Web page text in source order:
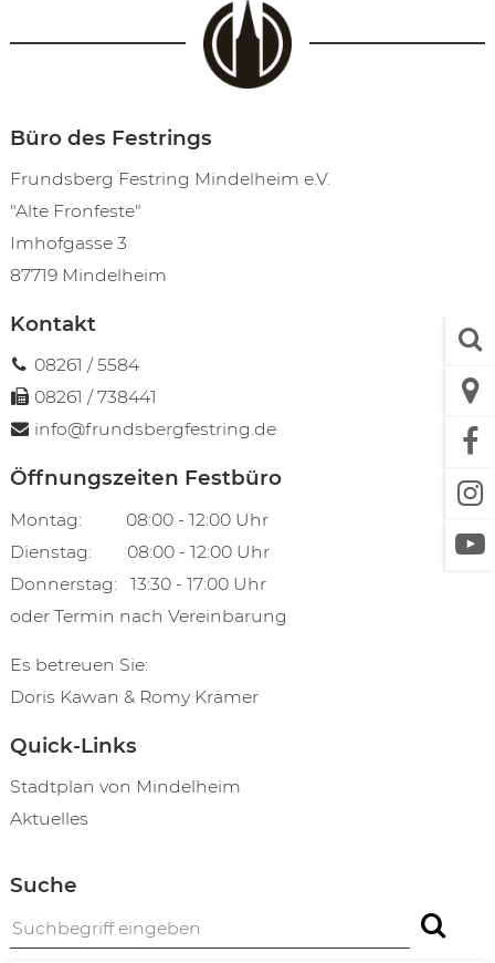
Büro des Festrings
Frundsberg Festring Mindelheim e.V.
"Alte Fronfeste"
Imhofgasse 3
87719 Mindelheim
Kontakt
08261 / 5584
08261 / 738441
info@frundsbergfestring.de
Öffnungszeiten Festbüro
Montag: 08:00 - 12:00 Uhr
Dienstag: 08:00 - 12:00 Uhr
Donnerstag: 13:30 - 17:00 Uhr
oder Termin nach Vereinbarung
Es betreuen Sie:
Doris Kawan & Romy Krämer
Quick-Links
Stadtplan von Mindelheim
Aktuelles
Suche